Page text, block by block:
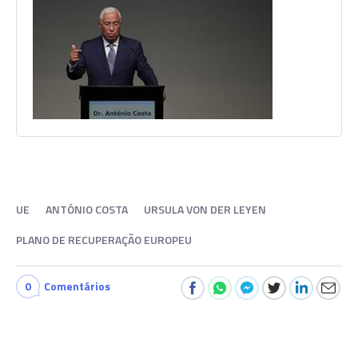
UE ANTÓNIO COSTA
URSULA VON DER LEYEN
PLANO DE RECUPERAÇÃO EUROPEU
0 Comentários